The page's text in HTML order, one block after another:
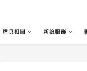
煙具相關 新浪服飾